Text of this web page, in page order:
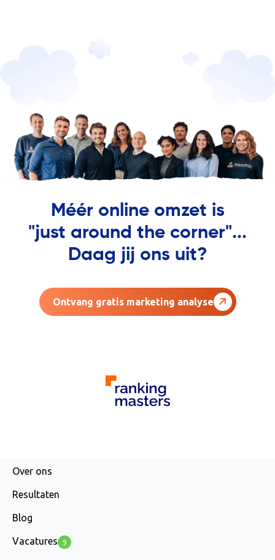
Méér online omzet is
"just around the corner"...
Daag jij ons uit?
Ontvang gratis marketing analyse
Over ons
Resultaten
Blog
Vacatures 9